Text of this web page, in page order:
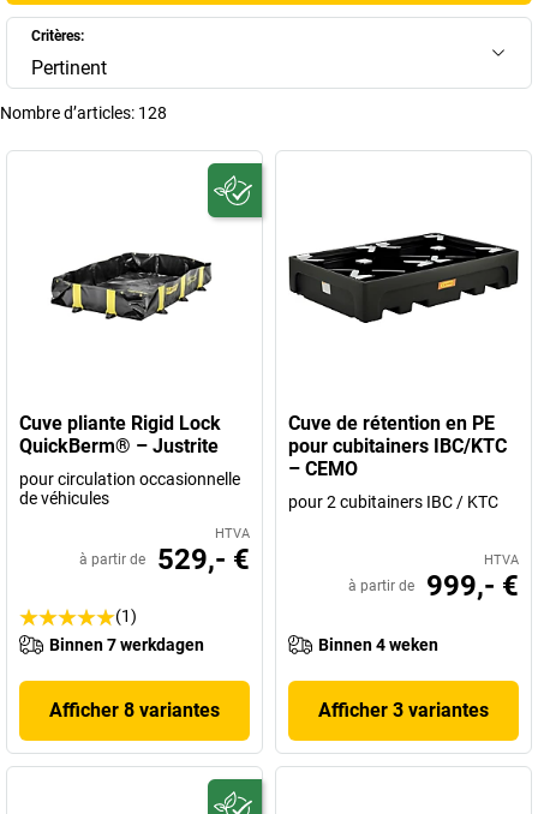
Critères:
Pertinent
Nombre d’articles: 128
Cuve pliante Rigid Lock
QuickBerm® – Justrite
pour circulation occasionnelle
de véhicules
HTVA
à partir de 529,- €
(1)
Binnen 7 werkdagen
Afficher 8 variantes
Cuve de rétention en PE
pour cubitainers IBC/KTC
– CEMO
pour 2 cubitainers IBC / KTC
HTVA
à partir de 999,- €
Binnen 4 weken
Afficher 3 variantes